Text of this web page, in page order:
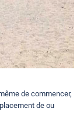
de commencer,
de ou